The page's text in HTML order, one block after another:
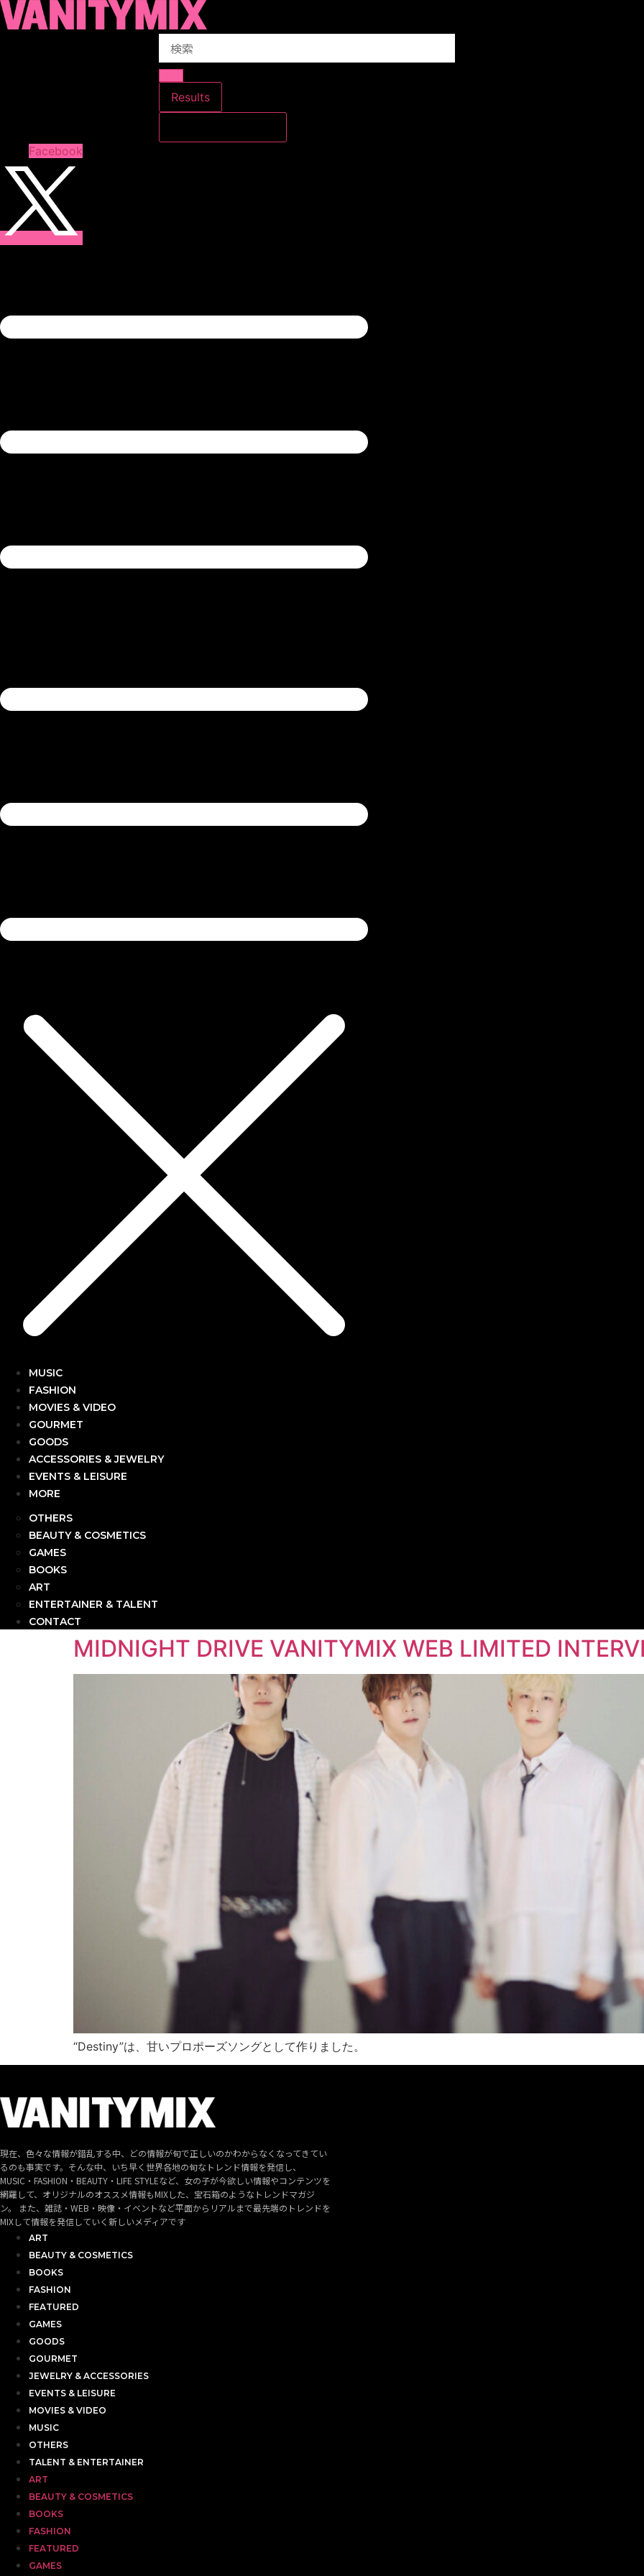
コ
ン
プ
Search
Results
Facebook
MUSIC
FASHION
MOVIES & VIDEO
GOURMET
GOODS
ACCESSORIES & JEWELRY
EVENTS & LEISURE
MORE
OTHERS
BEAUTY & COSMETICS
GAMES
BOOKS
ART
ENTERTAINER & TALENT
CONTACT
MIDNIGHT DRIVE VANITYMIX WEB LIMITED
“Destiny”は、甘いプロポーズソングとして作りました。
現在、色々な情報が錯乱する中、どの情報が旬で正しいのかわからなくなってきてい
るのも事実です。そんな中、いち早く世界各地の旬なトレンド情報を発信し、
MUSIC・FASHION・BEAUTY・LIFE STYLEなど、女の子が今欲しい情報やコンテンツを
網羅して、オリジナルのオススメ情報もMIXした、宝石箱のようなトレンドマガジ
ン。 また、雑誌・WEB・映像・イベントなど平面からリアルまで最先端のトレンドを
MIXして情報を発信していく新しいメディアです
ART
BEAUTY & COSMETICS
BOOKS
FASHION
FEATURED
GAMES
GOODS
GOURMET
JEWELRY & ACCESSORIES
EVENTS & LEISURE
MOVIES & VIDEO
MUSIC
OTHERS
TALENT & ENTERTAINER
ART
BEAUTY & COSMETICS
BOOKS
FASHION
FEATURED
GAMES